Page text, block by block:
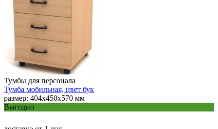
Тумбы для персонала
Тумба мобильная, цвет бук
размер: 404х450х570 мм
Выгодно